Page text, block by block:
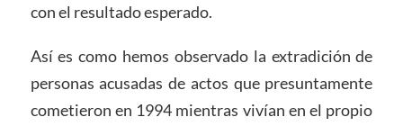
con el resultado esperado.
Así es como hemos observado la extradición de
personas acusadas de actos que presuntamente
cometieron en 1994 mientras vivían en el propio